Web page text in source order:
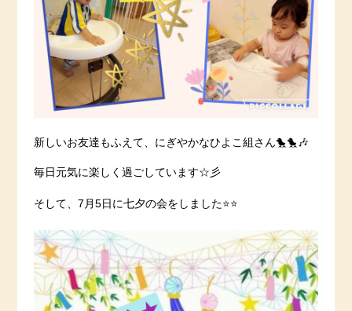
新しいお友達もふえて、にぎやかなひよこ組さん🐤🐤🎶
毎日元気に楽しく過ごしています☆彡
そして、7月5日に七夕の会をしました⭐️⭐️